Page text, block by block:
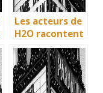
Les acteurs de
H2O racontent
: comment l’île
de Mako a pris
vie en
Australie